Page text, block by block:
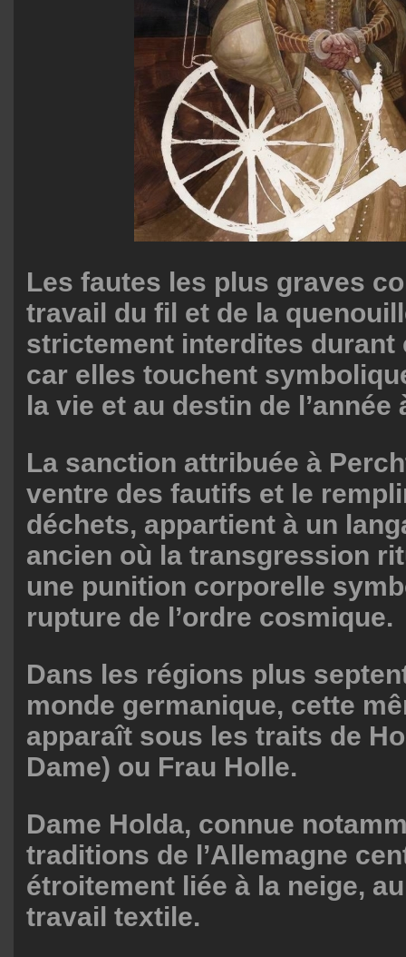
Les fautes les plus graves
travail du fil et de la
strictement interdites durant
car elles touchent
la vie et au destin de l’année
La sanction attribuée à
ventre des fautifs et le
déchets, appartient à un
ancien où la transgression
une punition corporelle
rupture de l’ordre cosmique.
Dans les régions plus
monde germanique, cette
apparaît sous les traits de
Dame) ou Frau Holle.
Dame Holda, connue
traditions de l’Allemagne
étroitement liée à la neige,
travail textile.